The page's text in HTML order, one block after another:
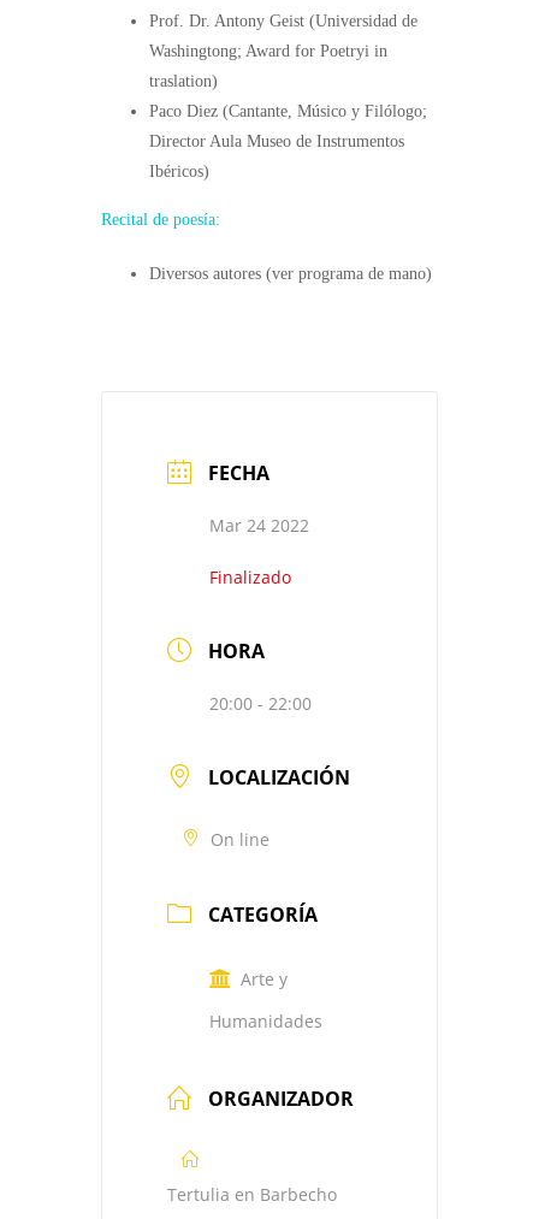
Prof. Dr. Antony Geist (Universidad de
Washingtong; Award for Poetryi in
traslation)
Paco Diez (Cantante, Músico y Filólogo;
Director Aula Museo de Instrumentos
Ibéricos)
Recital de poesía:
Diversos autores (ver programa de mano)
FECHA
Mar 24 2022
Finalizado
HORA
20:00 - 22:00
LOCALIZACIÓN
On line
CATEGORÍA
Arte y
Humanidades
ORGANIZADOR
Tertulia en Barbecho